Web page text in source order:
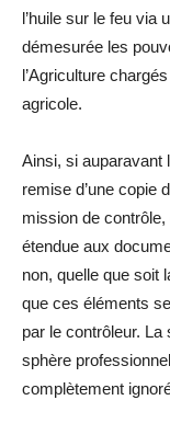
l’huile sur le feu via
démesurée les
l’Agriculture
agricole.
Ainsi, si auparavant
remise d’une copie
mission de
étendue aux
non, quelle que soit
que ces éléments
par le contrôleur.
sphère
complètement